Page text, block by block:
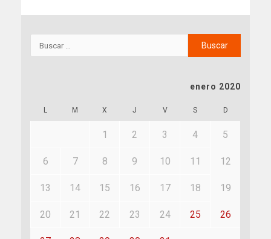
enero 2020
L M X J V S D
1 2 3 4 5
6 7 8 9 10 11 12
13 14 15 16 17 18 19
20 21 22 23 24 25 26